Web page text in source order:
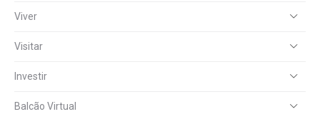
Viver
Visitar
Investir
Balcão Virtual